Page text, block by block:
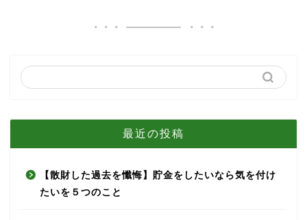
最近の投稿
【散財した過去を懺悔】貯金をしたいなら気を付け
たいを５つのこと